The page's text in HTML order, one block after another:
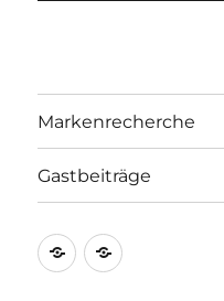
Markenrecherche
Gastbeiträge
Markenrecherche
Gastbeiträge